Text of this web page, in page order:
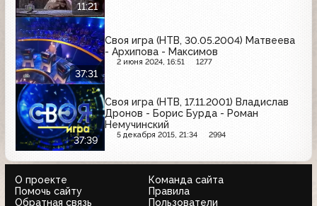
11:21
37:31
Своя игра (НТВ, 30.05.2004) Матвеева
- Архипова - Максимов
2 июня 2024, 16:51 1277
37:39
Своя игра (НТВ, 17.11.2001) Владислав
Дронов - Борис Бурда - Роман
Немучинский
5 декабря 2015, 21:34 2994
О проекте
Команда сайта
Помочь сайту
Правила
Обратная связь
Пользователи